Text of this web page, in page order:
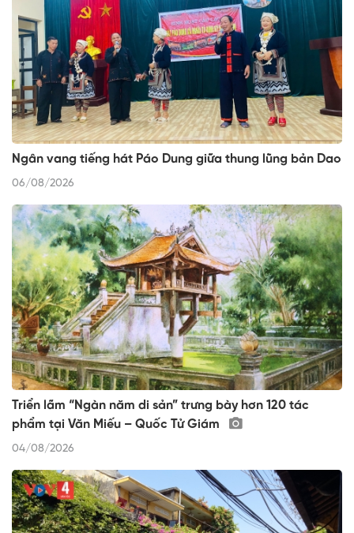
Ngân vang tiếng hát Páo Dung giữa thung lũng bản Dao
06/08/2026
Triển lãm “Ngàn năm di sản” trưng bày hơn 120 tác
phẩm tại Văn Miếu – Quốc Tử Giám
04/08/2026